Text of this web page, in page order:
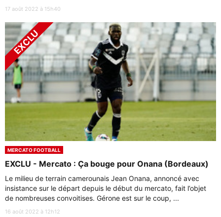
17 août 2022 à 15h40
MERCATO FOOTBALL
EXCLU - Mercato : Ça bouge pour Onana (Bordeaux)
Le milieu de terrain camerounais Jean Onana, annoncé avec
insistance sur le départ depuis le début du mercato, fait l’objet
de nombreuses convoitises. Gérone est sur le coup, ...
16 août 2022 à 12h12